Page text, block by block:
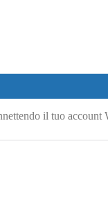
il tuo account